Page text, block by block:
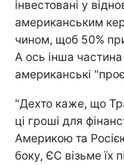
інвестовані у
американським
чином, щоб 50%
А ось інша
американські
"Дехто каже, що
ці гроші для
Америкою та
боку, ЄС візьме їх